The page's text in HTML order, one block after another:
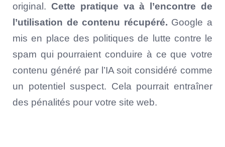
original. Cette pratique va à l’encontre de
l’utilisation de contenu récupéré. Google a
mis en place des politiques de lutte contre le
spam qui pourraient conduire à ce que votre
contenu généré par l’IA soit considéré comme
un potentiel suspect. Cela pourrait entraîner
des pénalités pour votre site web.